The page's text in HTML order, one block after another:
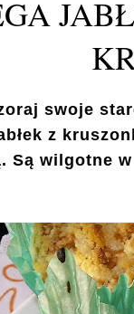
swoje
z
Są wilgotne